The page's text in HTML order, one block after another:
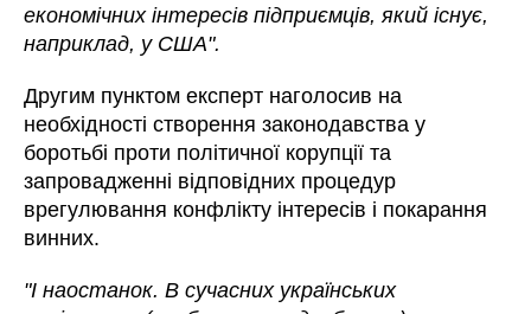
економічних інтересів підприємців, який існує,
наприклад, у США".
Другим пунктом експерт наголосив на
необхідності створення законодавства у
боротьбі проти політичної корупції та
запровадженні відповідних процедур
врегулювання конфлікту інтересів і покарання
винних.
"І наостанок. В сучасних українських